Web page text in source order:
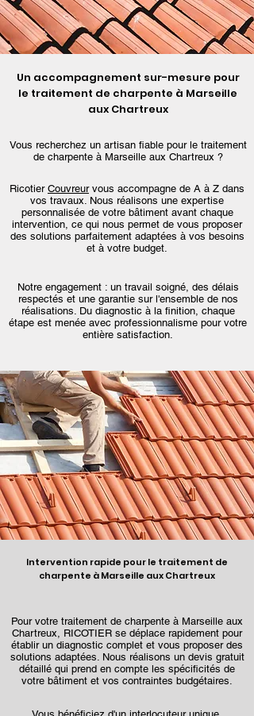
Un accompagnement sur-mesure pour
le traitement de charpente à Marseille
aux Chartreux
Vous recherchez un artisan fiable pour le traitement
de charpente à Marseille aux Chartreux ?
Ricotier Couvreur vous accompagne de A à Z dans
vos travaux. Nous réalisons une expertise
personnalisée de votre bâtiment avant chaque
intervention, ce qui nous permet de vous proposer
des solutions parfaitement adaptées à vos besoins
et à votre budget.
Notre engagement : un travail soigné, des délais
respectés et une garantie sur l'ensemble de nos
réalisations. Du diagnostic à la finition, chaque
étape est menée avec professionnalisme pour votre
entière satisfaction.
Intervention rapide pour le traitement de
charpente à Marseille aux Chartreux
Pour votre traitement de charpente à Marseille aux
Chartreux, RICOTIER se déplace rapidement pour
établir un diagnostic complet et vous proposer des
solutions adaptées. Nous réalisons un devis gratuit
détaillé qui prend en compte les spécificités de
votre bâtiment et vos contraintes budgétaires.